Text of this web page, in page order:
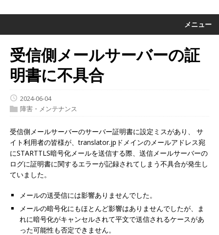
メニュー
受信側メールサーバーの証
明書に不具合
2024-06-04
障害・メンテナンス
受信側メールサーバーのサーバー証明書に設定ミスがあり、 サ
イト利用者の皆様が、translator.jpドメインのメールアドレス宛
にSTARTTLS暗号化メールを送信する際、送信メールサーバーの
ログに証明書に関するエラーが記録されてしまう不具合が発生し
ていました。
メールの送受信には影響ありませんでした。
メールの暗号化にもほとんど影響はありませんでしたが、ま
れに暗号化がキャンセルされて平文で送信されるケースがあ
った可能性も否定できません。